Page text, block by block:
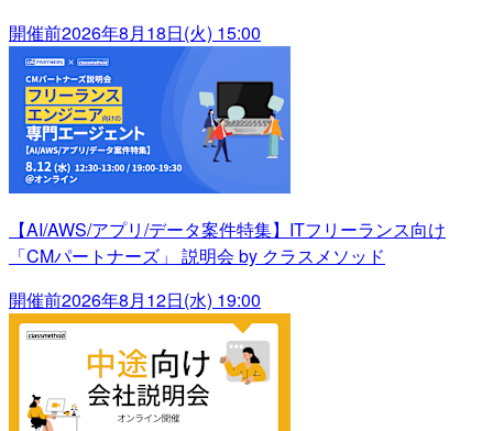
開催前2026年8月18日(火) 15:00
【AI/AWS/アプリ/データ案件特集】ITフリーランス向け
「CMパートナーズ」 説明会 by クラスメソッド
開催前2026年8月12日(水) 19:00